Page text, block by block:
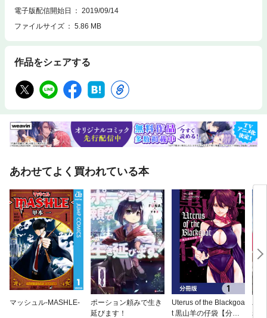
電子版配信開始日
2019/09/14
ファイルサイズ
5.86 MB
作品をシェアする
あわせてよく買われている本
マッシュル-MASHLE-
ポーション頼みで生き
延びます！
Uterus of the Blackgoa
t 黒山羊の仔袋【分冊
パ
れ